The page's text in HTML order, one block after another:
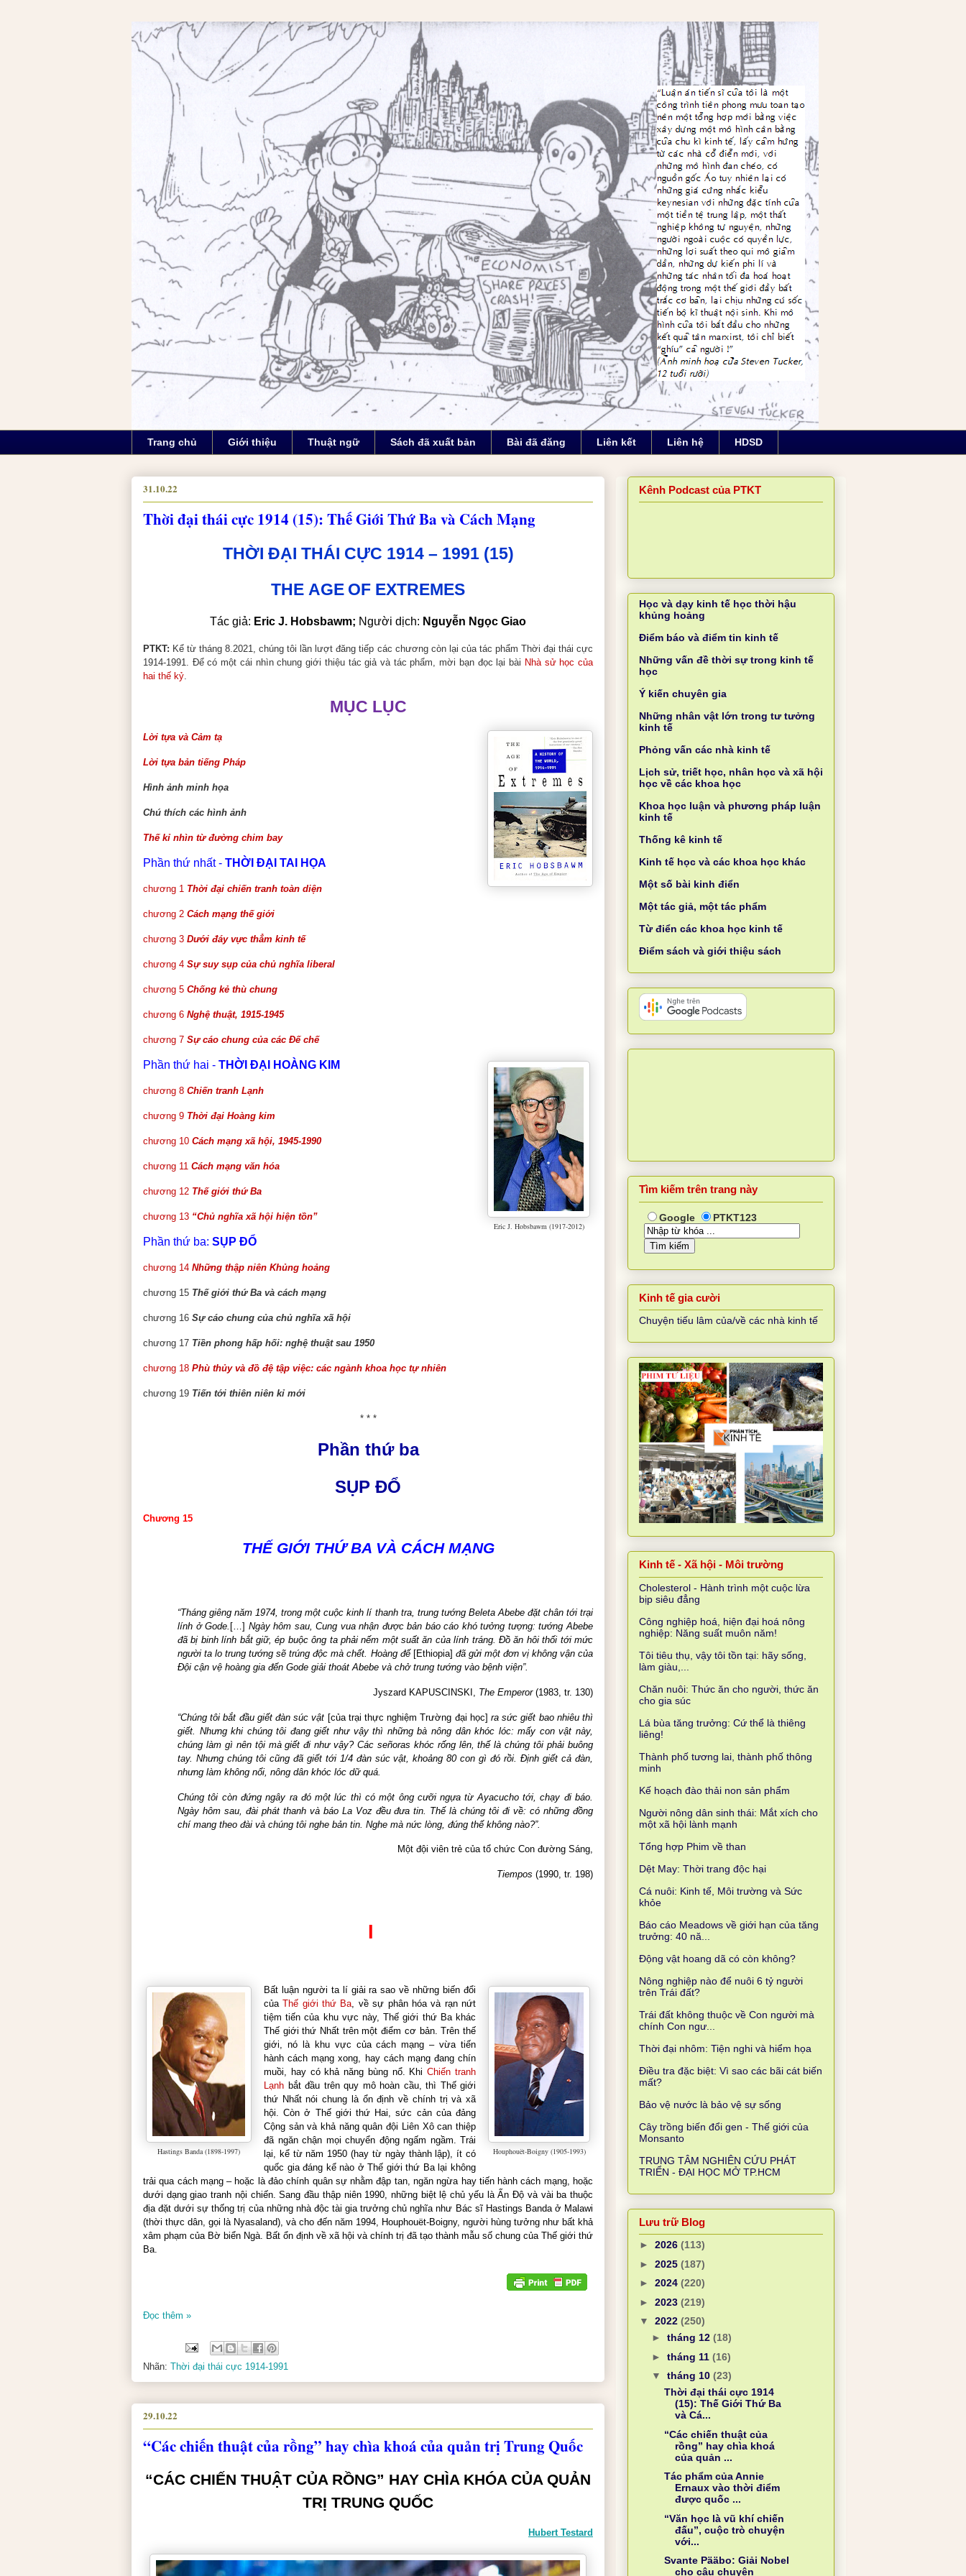
Trang chủ Giới thiệu Thuật ngữ Sách đã xuất bản Bài đã đăng Liên kết Liên hệ HDSD
31.10.22
Thời đại thái cực 1914 (15): Thế Giới Thứ Ba và Cách Mạng
THỜI ĐẠI THÁI CỰC 1914 – 1991 (15)
THE AGE OF EXTREMES
Tác giả: Eric J. Hobsbawm; Người dịch: Nguyễn Ngọc Giao
PTKT: Kể từ tháng 8.2021, chúng tôi lần lượt đăng tiếp các chương còn lại của tác phẩm Thời đại thái cực
1914-1991. Để có một cái nhìn chung giới thiệu tác giả và tác phẩm, mời bạn đọc lại bài Nhà sử học của
hai thế kỷ
MỤC LỤC
Lời tựa và Cảm tạ
Lời tựa bản tiếng Pháp
Hình ảnh minh họa
Chú thích các hình ảnh
Thế kỉ nhìn từ đường chim bay
Phần thứ nhất - THỜI ĐẠI TAI HỌA
chương 1 Thời đại chiến tranh toàn diện
chương 2 Cách mạng thế giới
chương 3 Dưới đáy vực thẳm kinh tế
chương 4 Sự suy sụp của chủ nghĩa liberal
chương 5 Chống kẻ thù chung
chương 6 Nghệ thuật, 1915-1945
chương 7 Sự cáo chung của các Đế chế
Eric J. Hobsbawm (1917-2012)
Phần thứ hai - THỜI ĐẠI HOÀNG KIM
chương 8 Chiến tranh Lạnh
chương 9 Thời đại Hoàng kim
chương 10 Cách mạng xã hội, 1945-1990
chương 11 Cách mạng văn hóa
chương 12 Thế giới thứ Ba
chương 13 “Chủ nghĩa xã hội hiện tồn”
Phần thứ ba: SỤP ĐỔ
chương 14 Những thập niên Khủng hoảng
chương 15 Thế giới thứ Ba và cách mạng
chương 16 Sự cáo chung của chủ nghĩa xã hội
chương 17 Tiền phong hấp hối: nghệ thuật sau 1950
chương 18 Phù thủy và đồ đệ tập việc: các ngành khoa học tự nhiên
chương 19 Tiến tới thiên niên kỉ mới
* * *
Phần thứ ba
SỤP ĐỔ
Chương 15
THẾ GIỚI THỨ BA VÀ CÁCH MẠNG
“Tháng giêng năm 1974, trong một cuộc kinh lí thanh tra, trung tướng Beleta Abebe đặt chân tới trại
lính ở Gode. […] Ngày hôm sau, Cung vua nhận được bản báo cáo khó tưởng tượng: tướng Abebe
đã bị binh lính bắt giữ, ép buộc ông ta phải nếm một suất ăn của lính tráng. Đồ ăn hôi thối tới mức
người ta lo trung tướng sẽ trúng độc mà chết. Hoàng đế [Ethiopia] đã gửi một đơn vị không vận của
Đội cận vệ hoàng gia đến Gode giải thoát Abebe và chở trung tướng vào bệnh viện”.
Jyszard KAPUSCINSKI, The Emperor(1983, tr. 130)
“Chúng tôi bắt đầu giết đàn súc vật [của trại thực nghiệm Trường đại học] ra sức giết bao nhiêu thì
giết. Nhưng khi chúng tôi đang giết như vậy thì những bà nông dân khóc lóc: mấy con vật này,
chúng làm gì nên tội mà giết đi như vậy? Các señoras khóc rống lên, thế là chúng tôi phải buông
tay. Nhưng chúng tôi cũng đã giết tới 1/4 đàn súc vật, khoảng 80 con gì đó rồi. Định giết cả đàn,
nhưng làm không nổi, nông dân khóc lóc dữ quá.
Chúng tôi còn đứng ngây ra đó một lúc thì có một ông cưỡi ngựa từ Ayacucho tới, chạy đi báo.
Ngày hôm sau, đài phát thanh và báo La Voz đều đưa tin. Thế là chúng tôi đi về: có những đồng
chí mang theo đài và chúng tôi nghe bản tin. Nghe mà nức lòng, đúng thế không nào?”.
Một đội viên trẻ của tổ chức Con đường Sáng,
Tiempos (1990, tr. 198)
I
Hastings Banda (1898-1997) Houphouët-Boigny (1905-1993)
Bất luận người ta lí giải ra sao về những biến đổi
củaThế giới thứ Ba , về sự phân hóa và rạn nứt
tiệm tiến của khu vực này, Thế giới thứ Ba khác
Thế giới thứ Nhất trên một điểm cơ bản. Trên thế
giới, nó là khu vực của cách mạng – vừa tiến
hành cách mạng xong, hay cách mạng đang chín
muồi, hay có khả năng bùng nổ. KhiChiến tranh
Lạnh bắt đầu trên quy mô hoàn cầu, thì Thế giới
thứ Nhất nói chung là ổn định về chính trị và xã
hội. Còn ở Thế giới thứ Hai, sức cản của đảng
Cộng sản và khả năng quân đội Liên Xô can thiệp
đã ngăn chận mọi chuyển động ngấm ngầm. Trái
lại, kể từ năm 1950 (hay từ ngày thành lập), ít có
quốc gia đáng kể nào ở Thế giới thứ Ba lại không
trải qua cách mạng – hoặc là đảo chính quân sự nhằm đập tan, ngăn ngừa hay tiến hành cách mạng, hoặc
dưới dạng giao tranh nội chiến. Sang đầu thập niên 1990, những biệt lệ chủ yếu là Ấn Độ và vài ba thuộc
địa đặt dưới sự thống trị của những nhà độc tài gia trưởng chủ nghĩa như Bác sĩ Hastings Banda ở Malawi
(thời thực dân, gọi là Nyasaland), và cho đến năm 1994, Houphouët-Boigny, người hùng tưởng như bất khả
xâm phạm của Bờ biển Ngà. Bất ổn định về xã hội và chính trị đã tạo thành mẫu số chung của Thế giới thứ
Ba.
Đọc thêm »
Nhãn: Thời đại thái cực 1914-1991
29.10.22
“Các chiến thuật của rồng” hay chìa khoá của quản trị Trung Quốc
“CÁC CHIẾN THUẬT CỦA RỒNG” HAY CHÌA KHÓA CỦA QUẢN
TRỊ TRUNG QUỐC
Hubert Testard
Kênh Podcast của PTKT
Học và dạy kinh tế học thời hậu
khủng hoảng
Điểm báo và điểm tin kinh tế
Những vấn đề thời sự trong kinh tế
học
Ý kiến chuyên gia
Những nhân vật lớn trong tư tưởng
kinh tế
Phỏng vấn các nhà kinh tế
Lịch sử, triết học, nhân học và xã hội
học về các khoa học
Khoa học luận và phương pháp luận
kinh tế
Thống kê kinh tế
Kinh tế học và các khoa học khác
Một số bài kinh điển
Một tác giả, một tác phẩm
Từ điển các khoa học kinh tế
Điểm sách và giới thiệu sách
Tìm kiếm trên trang này
Google PTKT123
Kinh tế gia cười
Chuyện tiếu lâm của/về các nhà kinh tế
Kinh tế - Xã hội - Môi trường
Cholesterol - Hành trình một cuộc lừa
bịp siêu đẳng
Công nghiệp hoá, hiện đại hoá nông
nghiệp: Năng suất muôn năm!
Tôi tiêu thụ, vậy tôi tồn tại: hãy sống,
làm giàu,...
Chăn nuôi: Thức ăn cho người, thức ăn
cho gia súc
Lá bùa tăng trưởng: Cứ thể là thiêng
liêng!
Thành phố tương lai, thành phố thông
minh
Kế hoạch đào thải non sản phẩm
Người nông dân sinh thái: Mắt xích cho
một xã hội lành mạnh
Tổng hợp Phim về than
Dệt May: Thời trang độc hại
Cá nuôi: Kinh tế, Môi trường và Sức
khỏe
Báo cáo Meadows về giới hạn của tăng
trưởng: 40 nă...
Động vật hoang dã có còn không?
Nông nghiệp nào để nuôi 6 tỷ người
trên Trái đất?
Trái đất không thuộc về Con người mà
chính Con ngư...
Thời đại nhôm: Tiện nghi và hiểm họa
Điều tra đặc biệt: Vì sao các bãi cát biến
mất?
Bảo vệ nước là bảo vệ sự sống
Cây trồng biến đổi gen - Thế giới của
Monsanto
TRUNG TÂM NGHIÊN CỨU PHÁT
TRIỂN - ĐẠI HỌC MỞ TP.HCM
Lưu trữ Blog
► 2026 (113)
► 2025 (187)
► 2024 (220)
► 2023 (219)
▼ 2022 (250)
► tháng 12 (18)
► tháng 11 (16)
▼ tháng 10 (23)
Thời đại thái cực 1914
(15): Thế Giới Thứ Ba
và Cá...
“Các chiến thuật của
rồng” hay chìa khoá
của quản ...
Tác phẩm của Annie
Ernaux vào thời điểm
được quốc ...
“Văn học là vũ khí chiến
đấu”, cuộc trò chuyện
với...
Svante Pääbo: Giải Nobel
cho câu chuyện